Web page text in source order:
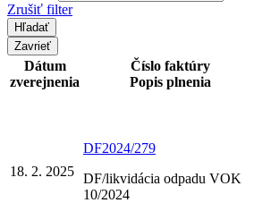
Zrušiť filter
Zavrieť
Dátum
zverejnenia
Číslo faktúry
Popis plnenia
18. 2. 2025
DF2024/279
DF/likvidácia odpadu VOK
10/2024